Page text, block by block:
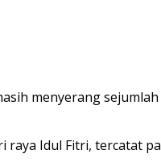
menyerang
raya Idul Fitri, tercatat